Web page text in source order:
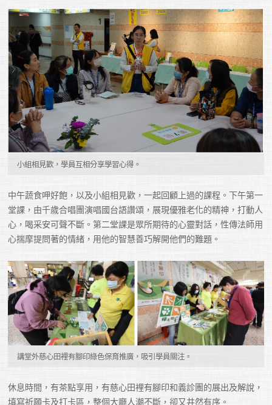
小組相見歡，學員互相分享學習心得。
中午蔬食呷好飽，以及小組相見歡，一起回顧上過的課程。下午第一
堂課，由千歲合唱團演唱國台語讚頌，展現優雅老化的精神，打動人
心，喝采安可聲不斷。第二堂課是眾所期待的心靈對話，性傳法師用
心揣摩提問著的情緒，用他的智慧善巧解開他們的難題。
講堂外慈心田裡有腳印綠色保育推廣，吸引學員關注。
休息時間，有茶點享用，有慈心田裡有腳印和義診團的展出及解說，
填寫祈願卡及打卡區，整個大廳人潮不斷，卻又井然有序。